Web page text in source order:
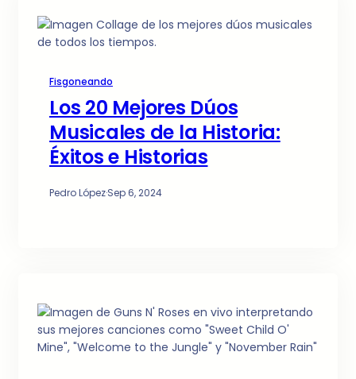
Fisgoneando
Los 20 Mejores Dúos
Musicales de la Historia:
Éxitos e Historias
Pedro López·Sep 6, 2024